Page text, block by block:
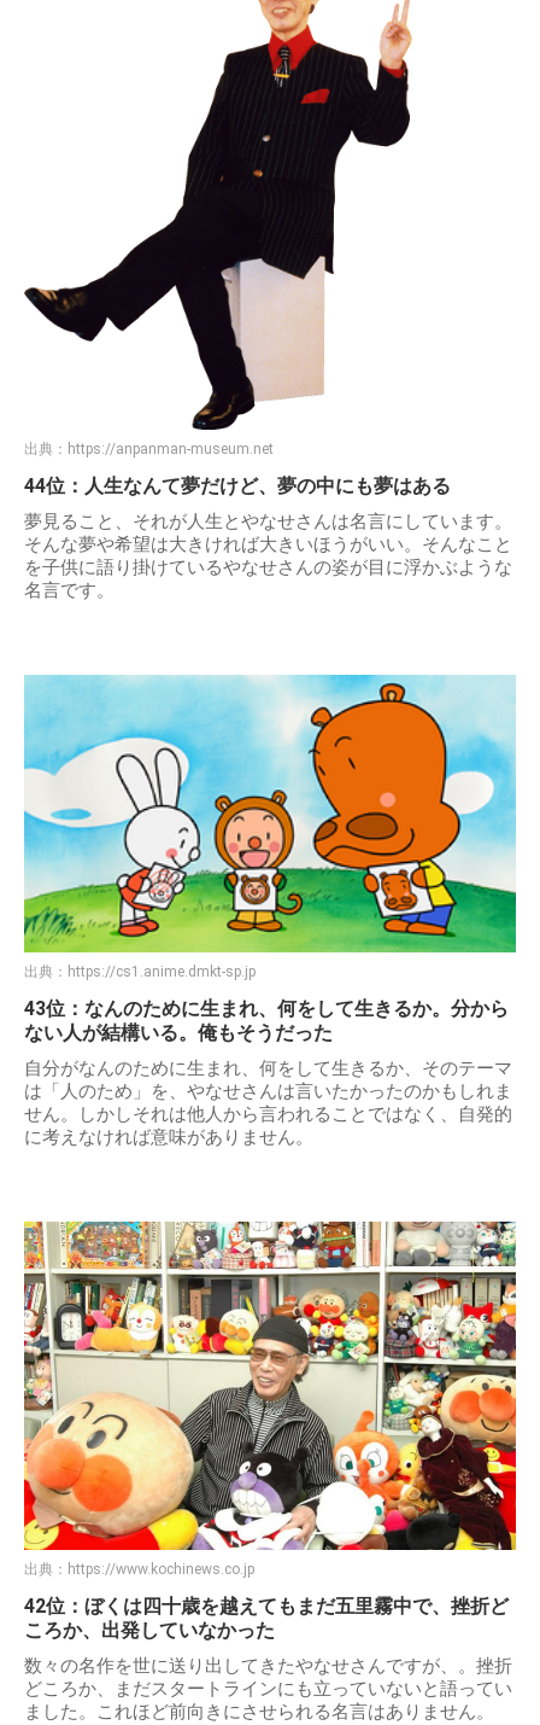
出典： https://anpanman-museum.net
44位：人生なんて夢だけど、夢の中にも夢はある
夢見ること、それが人生とやなせさんは名言にしています。
そんな夢や希望は大きければ大きいほうがいい。そんなこと
を子供に語り掛けているやなせさんの姿が目に浮かぶような
名言です。
出典： https://cs1.anime.dmkt-sp.jp
43位：なんのために生まれ、何をして生きるか。分から
ない人が結構いる。俺もそうだった
自分がなんのために生まれ、何をして生きるか、そのテーマ
は「人のため」を、やなせさんは言いたかったのかもしれま
せん。しかしそれは他人から言われることではなく、自発的
に考えなければ意味がありません。
出典： https://www.kochinews.co.jp
42位：ぼくは四十歳を越えてもまだ五里霧中で、挫折ど
ころか、出発していなかった
数々の名作を世に送り出してきたやなせさんですが、。挫折
どころか、まだスタートラインにも立っていないと語ってい
ました。これほど前向きにさせられる名言はありません。